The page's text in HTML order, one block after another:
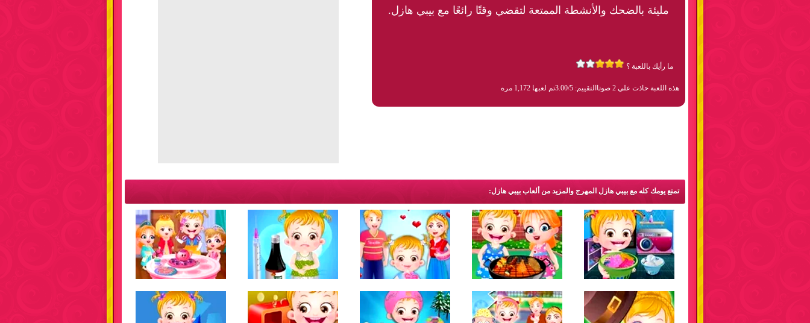
مليئة بالضحك والأنشطة الممتعة لتقضي وقتًا رائعًا مع بيبي هازل.
ما رأيك باللعبة ؟
هذه اللعبة حاذت علي 2 صوتا التقييم: 3.00/5 تم لعبها 1,172 مره
تمتع يومك كله مع بيبي هازل المهرج والمزيد من ألعاب بيبي هازل: